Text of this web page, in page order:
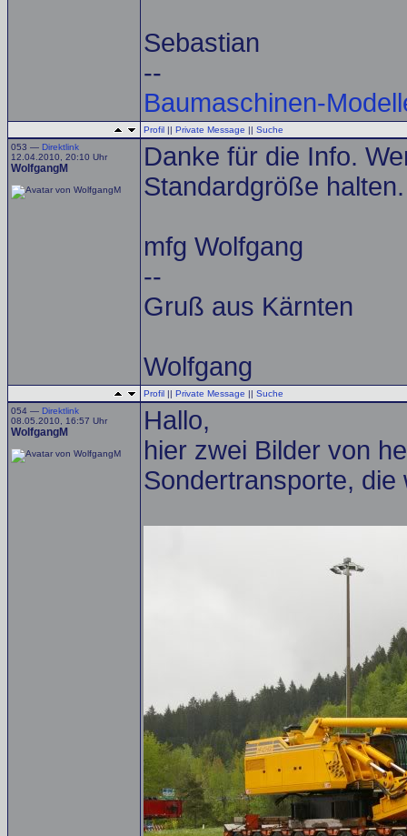
Sebastian
--
Baumaschinen-
Profil || Private Message || Suche
053 — Direktlink
12.04.2010, 20:10 Uhr
WolfgangM
Danke für die Info.
Standardgröße halten.
mfg Wolfgang
--
Gruß aus Kärnten
Wolfgang
Profil || Private Message || Suche
054 — Direktlink
08.05.2010, 16:57 Uhr
WolfgangM
Hallo,
hier zwei Bilder von
Sondertransporte,